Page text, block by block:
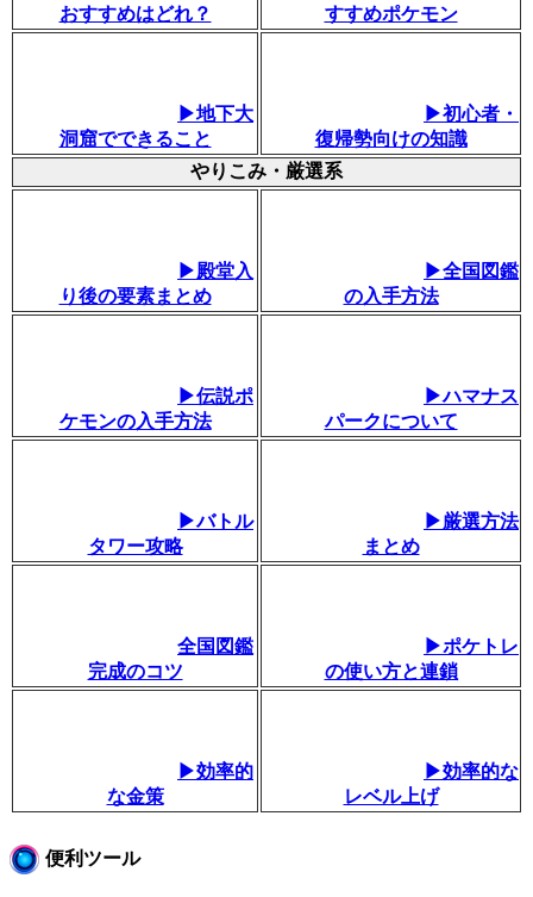
おすすめはどれ？
すすめポケモン
▶地下大
洞窟でできること
▶初心者・
復帰勢向けの知識
やりこみ・厳選系
▶殿堂入
り後の要素まとめ
▶全国図鑑
の入手方法
▶伝説ポ
ケモンの入手方法
▶ハマナス
パークについて
▶バトル
タワー攻略
▶厳選方法
まとめ
全国図鑑
完成のコツ
▶ポケトレ
の使い方と連鎖
▶効率的
な金策
▶効率的な
レベル上げ
便利ツール